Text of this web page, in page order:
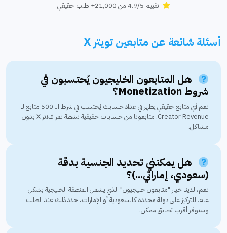
تقييم 4.9/5 من 21,000+ طلب حقيقي
أسئلة شائعة عن متابعين تويتر X
هل المتابعون الخليجيون يُحتسبون في
شروط Monetization؟
نعم أي متابع حقيقي يظهر في عداد حسابك يُحتسب في شرط الـ 500 متابع لـ
Creator Revenue. متابعونا من حسابات حقيقية نشطة تمر فلاتر X بدون
مشاكل.
هل يمكنني تحديد الجنسية بدقة
(سعودي، إماراتي...)؟
نعم، لدينا خيار "متابعون خليجيون" الذي يشمل المنطقة الخليجية بشكل
عام. للتركيز على دولة محددة كالسعودية أو الإمارات، حدد ذلك عند الطلب
وسنوفر أقرب تطابق ممكن.